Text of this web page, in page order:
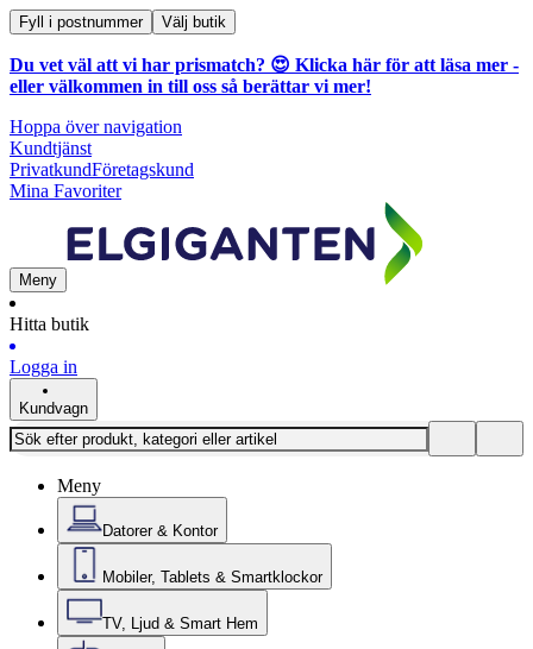
Fyll i postnummer Välj butik
Du vet väl att vi har prismatch? 😍 Klicka här för att läsa mer -
eller välkommen in till oss så berättar vi mer!
Hoppa över navigation
Kundtjänst
PrivatkundFöretagskund
Mina Favoriter
Meny
Hitta butik
Logga in
Kundvagn
Meny
Datorer & Kontor
Mobiler, Tablets & Smartklockor
TV, Ljud & Smart Hem